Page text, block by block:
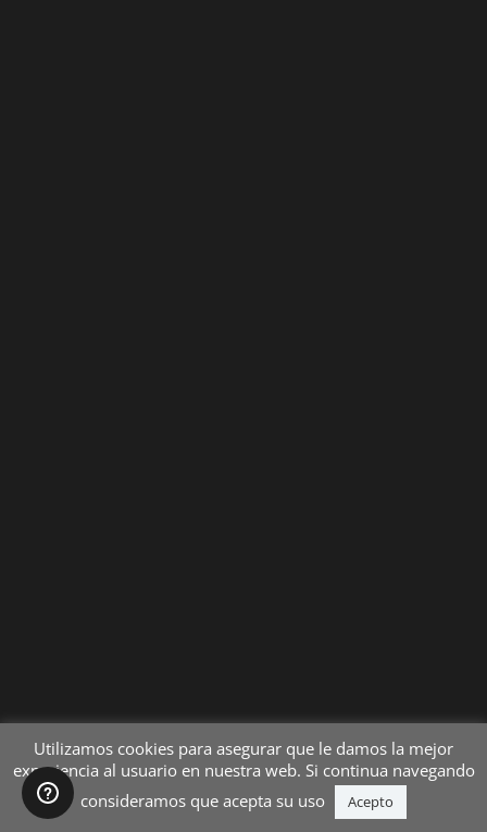
Utilizamos cookies para asegurar que le damos la mejor
experiencia al usuario en nuestra web. Si continua navegando
consideramos que acepta su uso
Acepto